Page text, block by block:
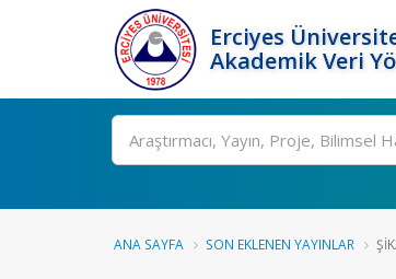
Erciyes
Akademik Veri
Ara
ANA SAYFA SON EKLENEN YAYINLAR